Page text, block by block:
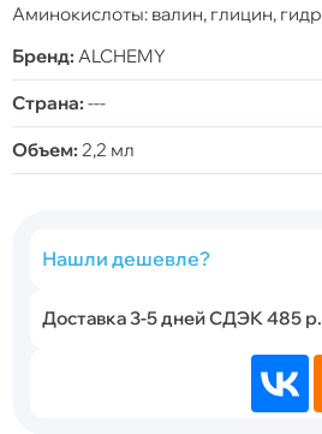
Аминокислоты: валин, глицин,
Бренд: ALCHEMY
Страна: ---
Объем: 2,2 мл
Нашли дешевле?
Доставка 3-5 дней СДЭК 485 р.